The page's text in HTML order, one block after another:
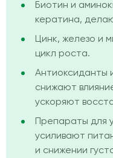
Биотин и
кератина,
Цинк, железо и
цикл роста.
Антиоксиданты
снижают
ускоряют
Препараты для
усиливают
и снижении